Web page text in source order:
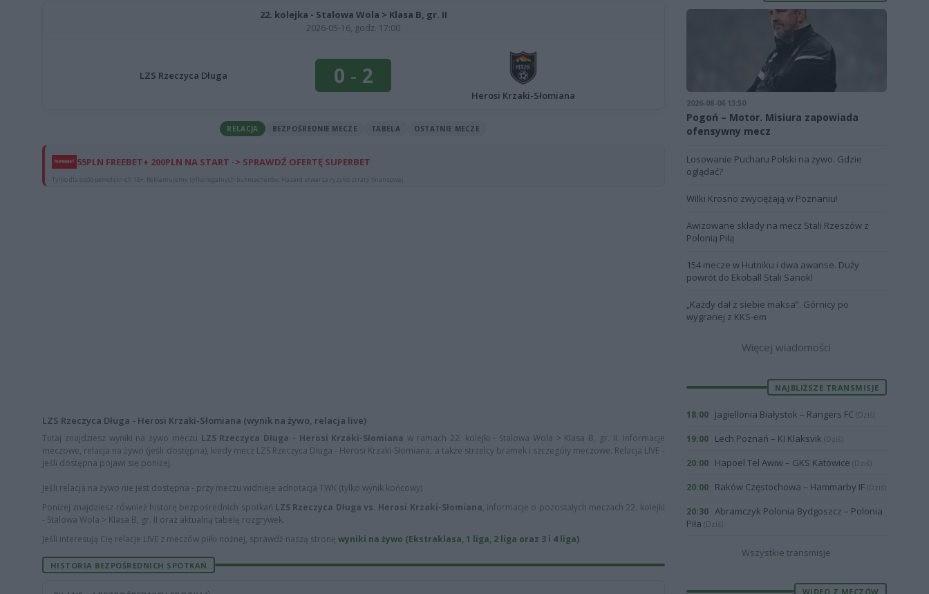
22. kolejka - Stalowa Wola > Klasa B, gr. II
2026-05-16, godz. 17:00
LZS Rzeczyca Długa 0 - 2
Herosi Krzaki-Słomiana
RELACJA BEZPOŚREDNIE MECZE TABELA OSTATNIE MECZE
55PLN FREEBET+ 200PLN NA START -> SPRAWDŹ OFERTĘ SUPERBET
Tylko dla osób pełnoletnich 18+. Reklamujemy tylko legalnych bukmacherów. Hazard stwarza ryzyko straty finansowej.
LZS Rzeczyca Długa - Herosi Krzaki-Słomiana (wynik na żywo, relacja live)
Tutaj znajdziesz wyniki na żywo meczu LZS Rzeczyca Długa - Herosi Krzaki-Słomiana w ramach 22. kolejki - Stalowa Wola > Klasa B, gr. II. Informacje
meczowe, relacja na żywo (jeśli dostępna), kiedy mecz LZS Rzeczyca Długa - Herosi Krzaki-Słomiana, a także strzelcy bramek i szczegóły meczowe. Relacja LIVE -
jeśli dostępna pojawi się poniżej.
Jeśli relacja na żywo nie jest dostępna - przy meczu widnieje adnotacja TWK (tylko wynik końcowy)
Poniżej znajdziesz również historę bezpośrednich spotkań LZS Rzeczyca Długa vs. Herosi Krzaki-Słomiana, informacje o pozostałych meczach 22. kolejki
- Stalowa Wola > Klasa B, gr. II oraz aktualną tabelę rozgrywek.
Jeśli interesują Cię relacje LIVE z meczów piłki nożnej, sprawdź naszą stronę wyniki na żywo (Ekstraklasa, 1 liga, 2 liga oraz 3 i 4 liga).
HISTORIA BEZPOŚREDNICH SPOTKAŃ
2026-08-06 13:50
Pogoń – Motor. Misiura zapowiada
ofensywny mecz
Losowanie Pucharu Polski na żywo. Gdzie
oglądać?
Wilki Krosno zwyciężają w Poznaniu!
Awizowane składy na mecz Stali Rzeszów z
Polonią Piłą
154 mecze w Hutniku i dwa awanse. Duży
powrót do Ekoball Stali Sanok!
„Każdy dał z siebie maksa”. Górnicy po
wygranej z KKS-em
Więcej wiadomości
NAJBLIŻSZE TRANSMISJE
18:00 Jagiellonia Białystok – Rangers FC (Dziś)
19:00 Lech Poznań – KI Klaksvik (Dziś)
20:00 Hapoel Tel Awiw – GKS Katowice (Dziś)
20:00 Raków Częstochowa – Hammarby IF (Dziś)
20:30 Abramczyk Polonia Bydgoszcz – Polonia
Piła (Dziś)
Wszystkie transmisje
WIDEO Z MECZÓW